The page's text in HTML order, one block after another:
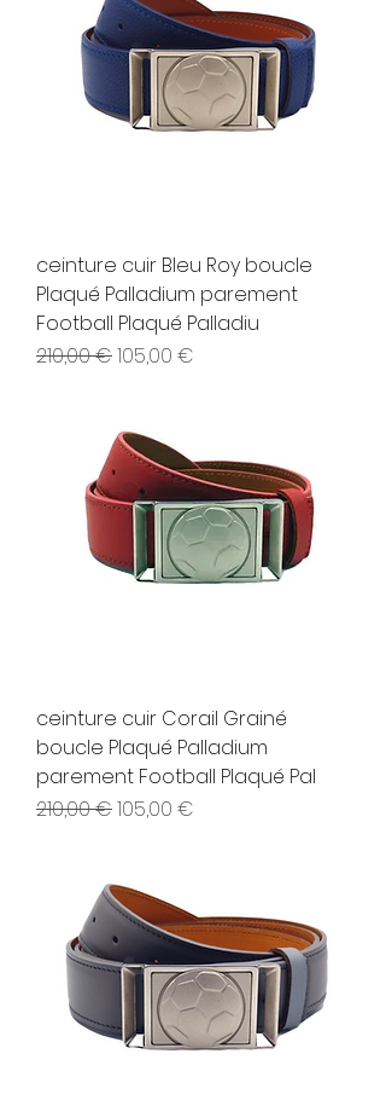
ceinture cuir Bleu Roy boucle
Plaqué Palladium parement
Football Plaqué Palladiu
Prix original
210,00 €Prix promotionnel
105,00 €
ceinture cuir Corail Grainé
boucle Plaqué Palladium
parement Football Plaqué Pal
Prix original
210,00 €Prix promotionnel
105,00 €